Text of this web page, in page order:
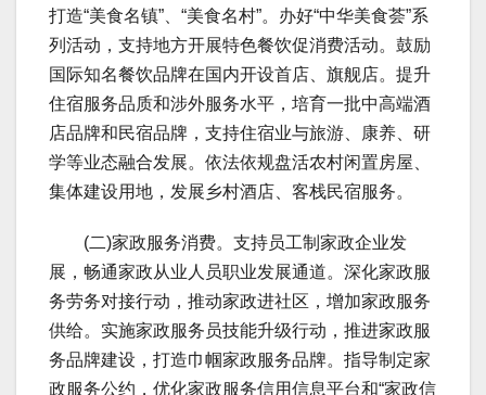
打造“美食名镇”、“美食名村”。办好“中华美食荟”系
列活动，支持地方开展特色餐饮促消费活动。鼓励
国际知名餐饮品牌在国内开设首店、旗舰店。提升
住宿服务品质和涉外服务水平，培育一批中高端酒
店品牌和民宿品牌，支持住宿业与旅游、康养、研
学等业态融合发展。依法依规盘活农村闲置房屋、
集体建设用地，发展乡村酒店、客栈民宿服务。
(二)家政服务消费。支持员工制家政企业发
展，畅通家政从业人员职业发展通道。深化家政服
务劳务对接行动，推动家政进社区，增加家政服务
供给。实施家政服务员技能升级行动，推进家政服
务品牌建设，打造巾帼家政服务品牌。指导制定家
政服务公约，优化家政服务信用信息平台和“家政信